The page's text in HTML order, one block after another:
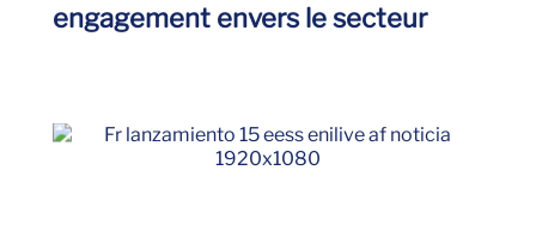
engagement envers le secteur